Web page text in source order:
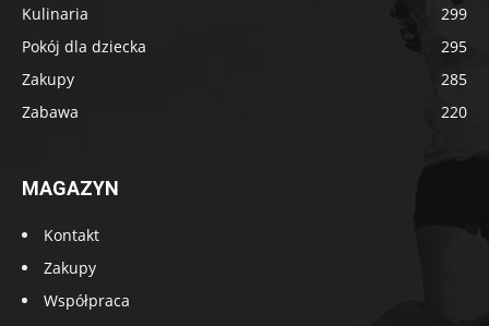
Kulinaria
299
Pokój dla dziecka
295
Zakupy
285
Zabawa
220
MAGAZYN
Kontakt
Zakupy
Współpraca